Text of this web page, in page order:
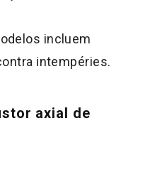
incluem
intempéries.
axial de